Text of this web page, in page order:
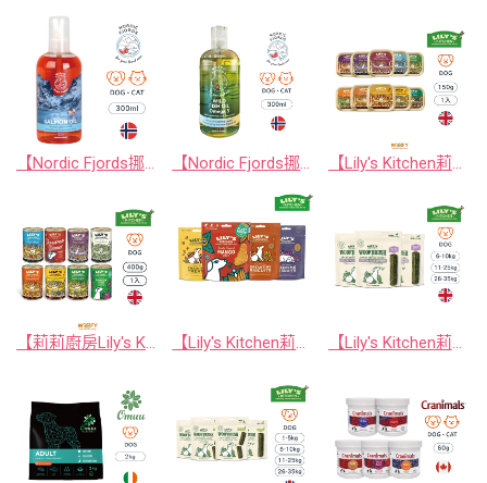
【Nordic Fjords挪威灣】 挪威原裝空運進口 100%鮭魚寵物魚油100ml / 300ml防UV噴頭裝 (挪威100%純鮭魚油) 【Nordic Fjords挪威灣】 挪威原裝空運進口 100%野生魚種寵物魚油 100ml / 300ml 防UV噴頭裝 (挪威100%純野生魚油) 【Lily's Kitchen莉莉廚房】英國原裝進口狗罐頭/狗餐盒 150g
【莉莉廚房Lily's Kitchen】英國原裝進口狗罐頭/狗餐盒 400g 【Lily's Kitchen莉莉廚房】英國原裝進口狗狗烘焙餅乾系列 80g 【Lily's Kitchen莉莉廚房】英國原裝進口 腸胃益生元版沃夫潔牙棒/潔牙骨